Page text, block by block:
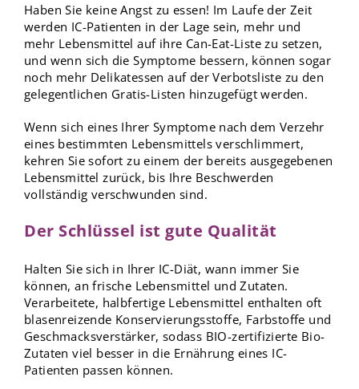
Haben Sie keine Angst zu essen! Im Laufe der Zeit
werden IC-Patienten in der Lage sein, mehr und
mehr Lebensmittel auf ihre Can-Eat-Liste zu setzen,
und wenn sich die Symptome bessern, können sogar
noch mehr Delikatessen auf der Verbotsliste zu den
gelegentlichen Gratis-Listen hinzugefügt werden.
Wenn sich eines Ihrer Symptome nach dem Verzehr
eines bestimmten Lebensmittels verschlimmert,
kehren Sie sofort zu einem der bereits ausgegebenen
Lebensmittel zurück, bis Ihre Beschwerden
vollständig verschwunden sind.
Der Schlüssel ist gute Qualität
Halten Sie sich in Ihrer IC-Diät, wann immer Sie
können, an frische Lebensmittel und Zutaten.
Verarbeitete, halbfertige Lebensmittel enthalten oft
blasenreizende Konservierungsstoffe, Farbstoffe und
Geschmacksverstärker, sodass BIO-zertifizierte Bio-
Zutaten viel besser in die Ernährung eines IC-
Patienten passen können.